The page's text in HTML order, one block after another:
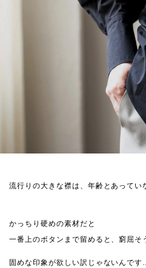
流行りの大きな襟は、年齢とあって
かっちり硬めの素材だと
一番上のボタンまで留めると、窮屈そ
固めな印象が欲しい訳じゃないんです